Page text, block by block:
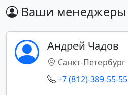
Ваши менеджеры
Андрей Чадов
Санкт-Петербург
+7 (812)-389-55-55